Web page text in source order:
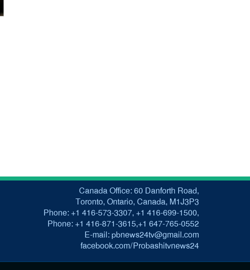
Canada Office: 60 Danforth Road,
Toronto, Ontario, Canada, M1J3P3
Phone: +1 416-573-3307, +1 416-699-1500,
Phone: +1 416-871-3615,+1 647-765-0552
E-mail: pbnews24tv@gmail.com
facebook.com/Probashitvnews24